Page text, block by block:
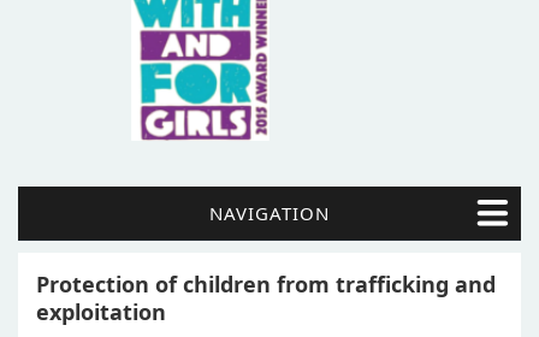
NAVIGATION
Protection of children from trafficking and
exploitation